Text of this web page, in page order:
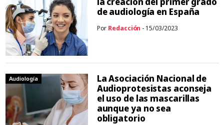
de audiología en España
Por Redacción - 15/03/2023
Audiología
La Asociación Nacional de
Audioprotesistas aconseja
el uso de las mascarillas
aunque ya no sea
obligatorio